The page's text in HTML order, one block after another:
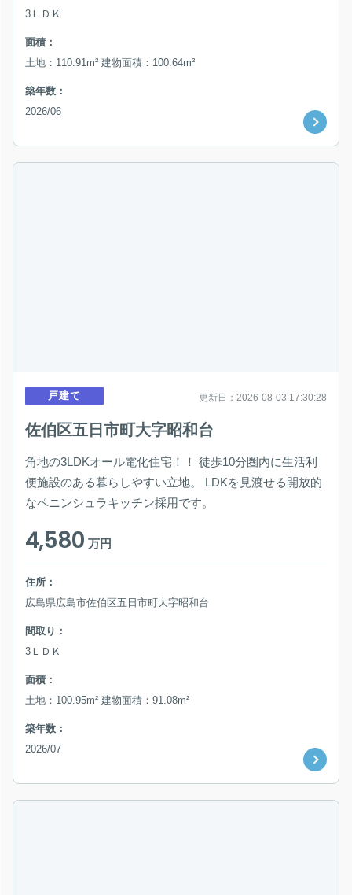
3ＬＤＫ
面積：
土地：110.91m² 建物面積：100.64m²
築年数：
2026/06
戸建て 更新日：2026-08-03 17:30:28
佐伯区五日市町大字昭和台
角地の3LDKオール電化住宅！！ 徒歩10分圏内に生活利
便施設のある暮らしやすい立地。 LDKを見渡せる開放的
なペニンシュラキッチン採用です。
4,580万円
住所：
広島県広島市佐伯区五日市町大字昭和台
間取り：
3ＬＤＫ
面積：
土地：100.95m² 建物面積：91.08m²
築年数：
2026/07